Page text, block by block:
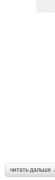
читать дальше